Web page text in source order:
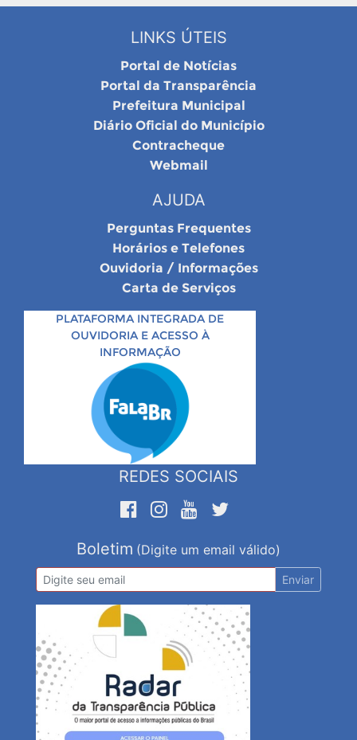
LINKS ÚTEIS
Portal de Notícias
Portal da Transparência
Prefeitura Municipal
Diário Oficial do Município
Contracheque
Webmail
AJUDA
Perguntas Frequentes
Horários e Telefones
Ouvidoria / Informações
Carta de Serviços
PLATAFORMA INTEGRADA DE
OUVIDORIA E ACESSO À
INFORMAÇÃO
REDES SOCIAIS
Boletim (Digite um email válido)
Enviar